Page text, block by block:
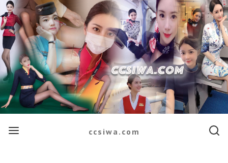
Menu ccsiwa.com Search